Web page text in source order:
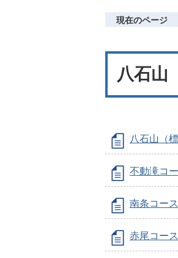
現在のページ
八石山
八石山（
不動滝コ
南条コース
赤尾コース